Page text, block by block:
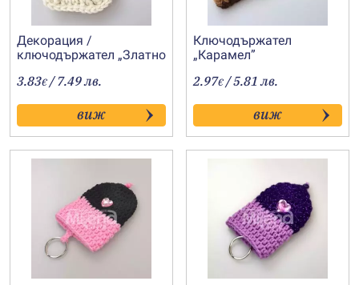
Декорация /
ключодържател „Златно
3.83€ / 7.49 лв.
виж
Ключодържател
„Карамел”
2.97€ / 5.81 лв.
виж